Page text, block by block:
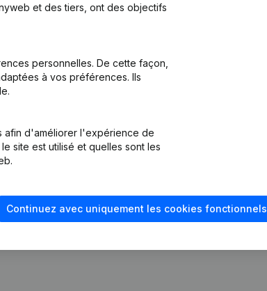
et des tiers, ont des objectifs
personnelles. De cette façon,
à vos préférences. Ils
afin d'améliorer l'expérience de
site est utilisé et quelles sont les
Continuez avec uniquement les cookies fonctionnels
fraude
Consulter des comptes annuels
Vérification de la solvabilité